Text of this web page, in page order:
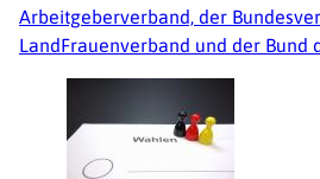
Arbeitgeberverband, der
LandFrauenverband und der Bund